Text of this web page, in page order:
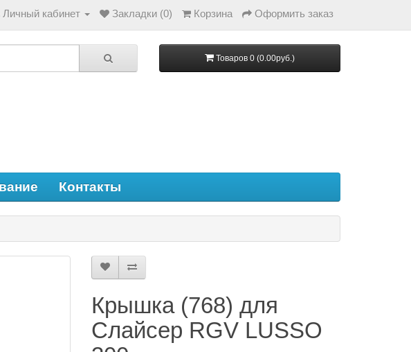
Личный кабинет Закладки (0) Корзина Оформить заказ
Товаров 0 (0.00руб.)
Контакты
Крышка (768) для
Слайсер RGV LUSSO